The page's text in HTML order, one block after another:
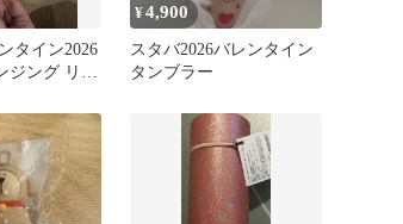
タイン2026
ジング リユ
¥4,900
スタバ2026バレンタイン
タンブラー